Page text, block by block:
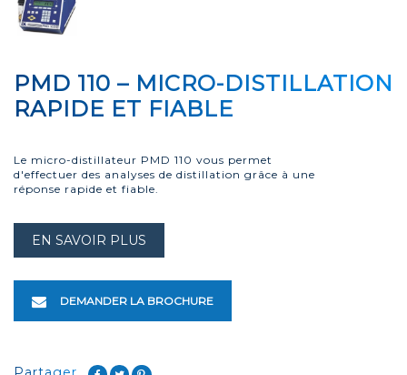
PMD 110 – MICRO-DISTILLATION
RAPIDE ET FIABLE
Le micro-distillateur PMD 110 vous permet
d'effectuer des analyses de distillation grâce à une
réponse rapide et fiable.
EN SAVOIR PLUS
DEMANDER LA BROCHURE